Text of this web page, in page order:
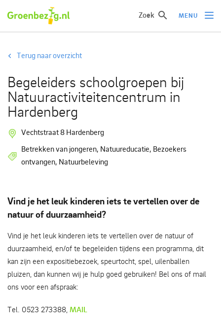
Zoek MENU
Ik wil iets doen
Groepen of initiatieven
Verhalen uit het veld
Informatie
Over groenbezig
Terug naar overzicht
Begeleiders schoolgroepen bij
Natuuractiviteitencentrum in
Hardenberg
Vechtstraat 8 Hardenberg
Betrekken van jongeren, Natuureducatie, Bezoekers
ontvangen, Natuurbeleving
Vind je het leuk kinderen iets te vertellen over de
natuur of duurzaamheid?
Vind je het leuk kinderen iets te vertellen over de natuur of
duurzaamheid, en/of te begeleiden tijdens een programma, dit
kan zijn een expositiebezoek, speurtocht, spel, uilenballen
pluizen, dan kunnen wij je hulp goed gebruiken! Bel ons of mail
ons voor een afspraak:
Tel. 0523 273388, MAIL